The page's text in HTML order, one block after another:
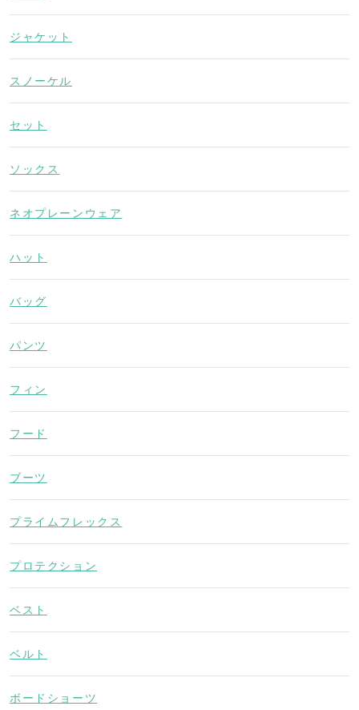
ジャケット
スノーケル
セット
ソックス
ネオプレーンウェア
ハット
バッグ
パンツ
フィン
フード
ブーツ
プライムフレックス
プロテクション
ベスト
ベルト
ボードショーツ